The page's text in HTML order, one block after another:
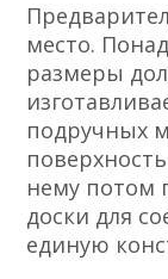
место.
размеры
подручных
нему потом
доски для
единую